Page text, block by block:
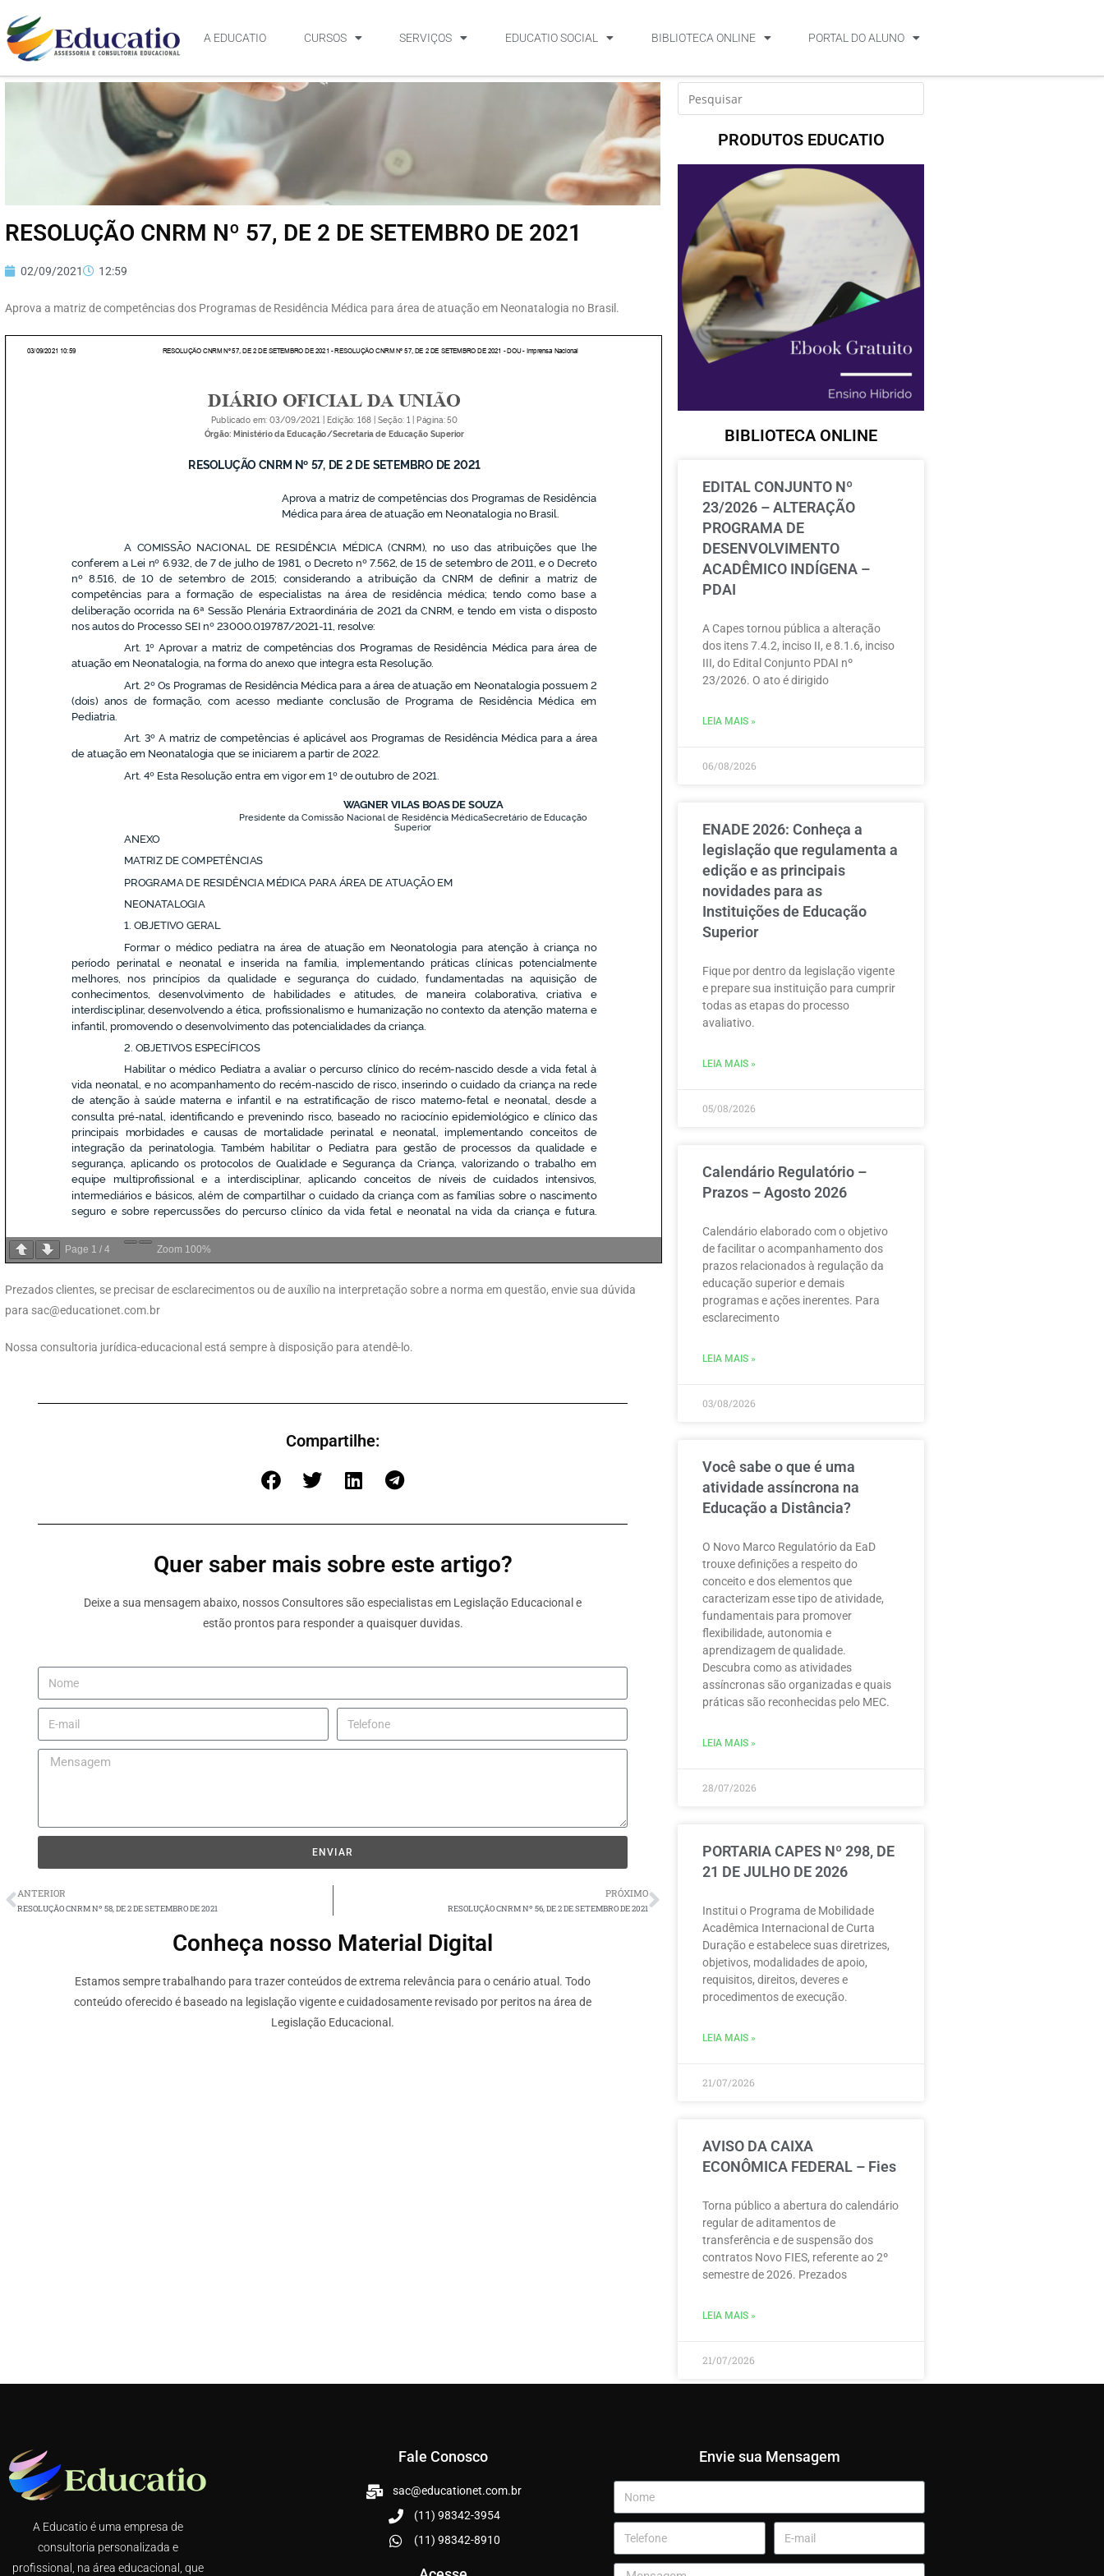
A EDUCATIO CURSOS SERVIÇOS EDUCATIO SOCIAL BIBLIOTECA ONLINE PORTAL DO ALUNO
RESOLUÇÃO CNRM Nº 57, DE 2 DE SETEMBRO DE 2021
02/09/2021 12:59
Aprova a matriz de competências dos Programas de Residência Médica para área de atuação em Neonatalogia no Brasil.
Page 1 / 4 Zoom 100%
Prezados clientes, se precisar de esclarecimentos ou de auxílio na interpretação sobre a norma em questão, envie sua dúvida
para sac@educationet.com.br
Nossa consultoria jurídica-educacional está sempre à disposição para atendê-lo.
Compartilhe:
Quer saber mais sobre este artigo?
Deixe a sua mensagem abaixo, nossos Consultores são especialistas em Legislação Educacional e
estão prontos para responder a quaisquer duvidas.
ENVIAR
ANTERIOR
RESOLUÇÃO CNRM Nº 58, DE 2 DE SETEMBRO DE 2021
PRÓXIMO
RESOLUÇÃO CNRM Nº 56, DE 2 DE SETEMBRO DE 2021
Conheça nosso Material Digital
Estamos sempre trabalhando para trazer conteúdos de extrema relevância para o cenário atual. Todo
conteúdo oferecido é baseado na legislação vigente e cuidadosamente revisado por peritos na área de
Legislação Educacional.
PRODUTOS EDUCATIO
BIBLIOTECA ONLINE
EDITAL CONJUNTO Nº
23/2026 – ALTERAÇÃO
PROGRAMA DE
DESENVOLVIMENTO
ACADÊMICO INDÍGENA –
PDAI
A Capes tornou pública a alteração
dos itens 7.4.2, inciso II, e 8.1.6, inciso
III, do Edital Conjunto PDAI nº
23/2026. O ato é dirigido
LEIA MAIS »
06/08/2026
ENADE 2026: Conheça a
legislação que regulamenta a
edição e as principais
novidades para as
Instituições de Educação
Superior
Fique por dentro da legislação vigente
e prepare sua instituição para cumprir
todas as etapas do processo
avaliativo.
LEIA MAIS »
05/08/2026
Calendário Regulatório –
Prazos – Agosto 2026
Calendário elaborado com o objetivo
de facilitar o acompanhamento dos
prazos relacionados à regulação da
educação superior e demais
programas e ações inerentes. Para
esclarecimento
LEIA MAIS »
03/08/2026
Você sabe o que é uma
atividade assíncrona na
Educação a Distância?
O Novo Marco Regulatório da EaD
trouxe definições a respeito do
conceito e dos elementos que
caracterizam esse tipo de atividade,
fundamentais para promover
flexibilidade, autonomia e
aprendizagem de qualidade.
Descubra como as atividades
assíncronas são organizadas e quais
práticas são reconhecidas pelo MEC.
LEIA MAIS »
28/07/2026
PORTARIA CAPES Nº 298, DE
21 DE JULHO DE 2026
Institui o Programa de Mobilidade
Acadêmica Internacional de Curta
Duração e estabelece suas diretrizes,
objetivos, modalidades de apoio,
requisitos, direitos, deveres e
procedimentos de execução.
LEIA MAIS »
21/07/2026
AVISO DA CAIXA
ECONÔMICA FEDERAL – Fies
Torna público a abertura do calendário
regular de aditamentos de
transferência e de suspensão dos
contratos Novo FIES, referente ao 2º
semestre de 2026. Prezados
LEIA MAIS »
21/07/2026
A Educatio é uma empresa de
consultoria personalizada e
profissional, na área educacional, que
Fale Conosco
sac@educationet.com.br
(11) 98342-3954
(11) 98342-8910
Envie sua Mensagem